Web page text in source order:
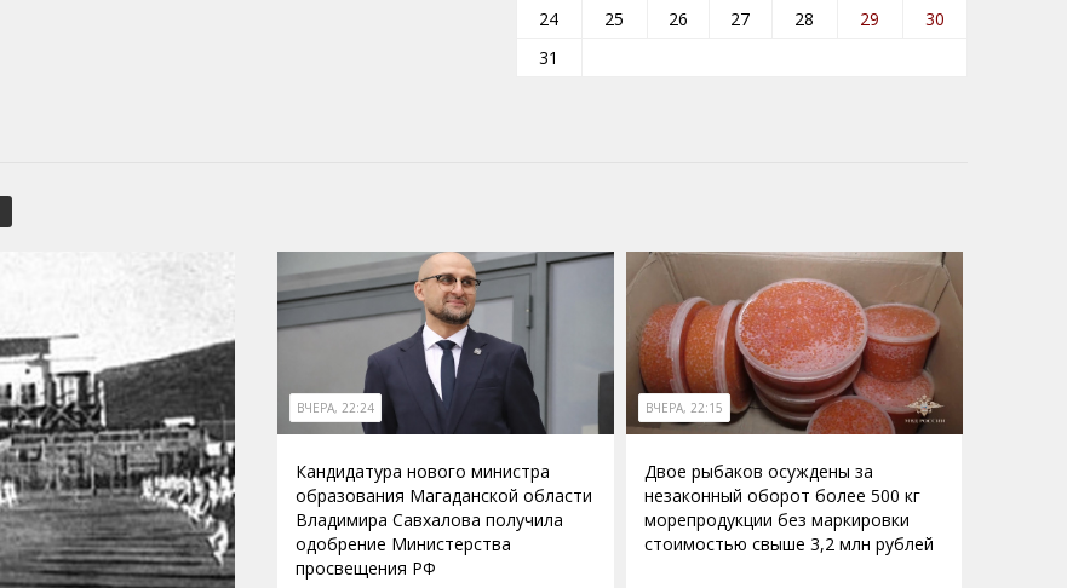
24
25 26 27 28 29
30
31
ВЧЕРА, 22:24
Кандидатура нового министра
образования Магаданской области
Владимира Савхалова получила
одобрение Министерства
просвещения РФ
ВЧЕРА, 22:15
Двое рыбаков осуждены за
незаконный оборот более 500 кг
морепродукции без маркировки
стоимостью свыше 3,2 млн рублей